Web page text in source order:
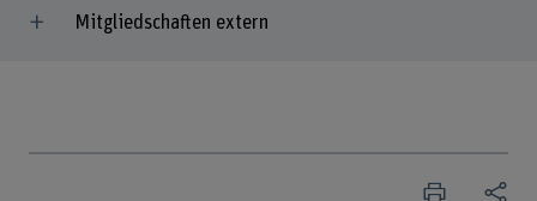
Mitgliedschaften extern